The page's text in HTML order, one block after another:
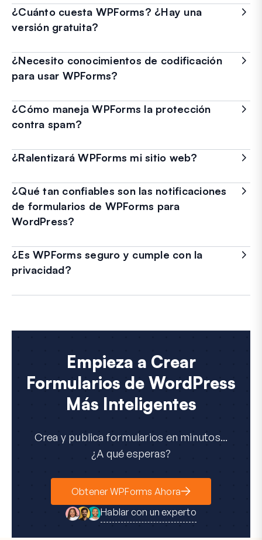
¿Cuánto cuesta WPForms? ¿Hay una
versión gratuita?
¿Necesito conocimientos de codificación
para usar WPForms?
¿Cómo maneja WPForms la protección
contra spam?
¿Ralentizará WPForms mi sitio web?
¿Qué tan confiables son las notificaciones
de formularios de WPForms para
WordPress?
¿Es WPForms seguro y cumple con la
privacidad?
Empieza a Crear
Formularios de WordPress
Más Inteligentes
Crea y publica formularios en minutos...
¿A qué esperas?
Obtener WPForms Ahora
Hablar con un experto